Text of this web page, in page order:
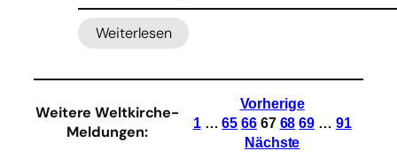
Weiterlesen
:
fordern
von
Bombenangriff
Weitere Weltkirche-
Meldungen:
Vorherige
1 … 65 66 67 68 69 … 91
Nächste